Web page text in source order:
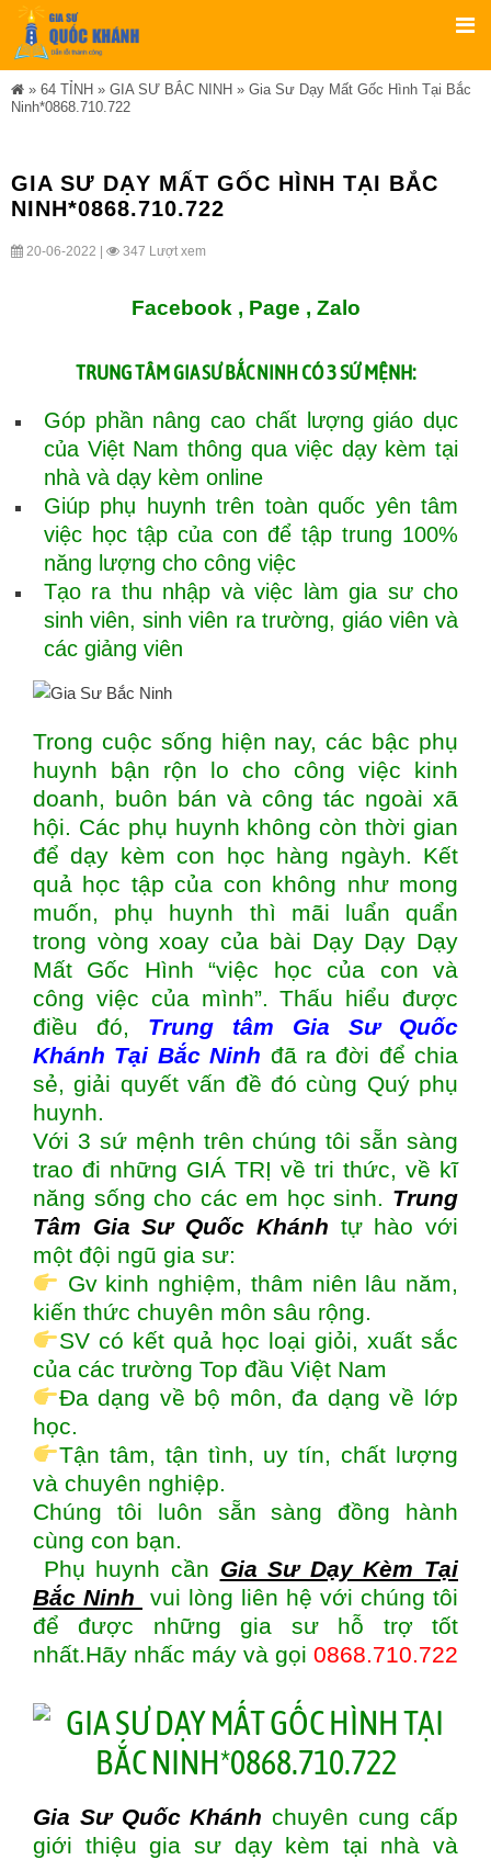
» 64 TỈNH » GIA SƯ BẮC NINH » Gia Sư Dạy Mất Gốc Hình Tại Bắc
Ninh*0868.710.722
GIA SƯ DẠY MẤT GỐC HÌNH TẠI BẮC
NINH*0868.710.722
20-06-2022 | 347 Lượt xem
Facebook , Page , Zalo
TRUNG TÂMGIA SƯ BẮC NINHCÓ 3 SỨ MỆNH:
Góp phần nâng cao chất lượng giáo dục
của Việt Nam thông qua việc dạy kèm tại
nhà và dạy kèm online
Giúp phụ huynh trên toàn quốc yên tâm
việc học tập của con để tập trung 100%
năng lượng cho công việc
Tạo ra thu nhập và việc làm gia sư cho
sinh viên, sinh viên ra trường, giáo viên và
các giảng viên
Trong cuộc sống hiện nay, các bậc phụ
huynh bận rộn lo cho công việc kinh
doanh, buôn bán và công tác ngoài xã
hội. Các phụ huynh không còn thời gian
để dạy kèm con học hàng ngàyh. Kết
quả học tập của con không như mong
muốn, phụ huynh thì mãi luẩn quẩn
trong vòng xoay của bài Dạy Dạy Dạy
Mất Gốc Hình “việc học của con và
công việc của mình”. Thấu hiểu được
điều đó, Trung tâm
Gia Sư Quốc
Khánh Tại Bắc Ninh đã ra đời để chia
sẻ, giải quyết vấn đề đó cùng Quý phụ
huynh.
Với 3 sứ mệnh trên chúng tôi sẵn sàng
trao đi những GIÁ TRỊ về tri thức, về kĩ
năng sống cho các em học sinh. Trung
Tâm Gia Sư Quốc Khánh tự hào với
một đội ngũ gia sư:
Gv kinh nghiệm, thâm niên lâu năm,
kiến thức chuyên môn sâu rộng.
SV có kết quả học loại giỏi, xuất sắc
của các trường Top đầu Việt Nam
Đa dạng về bộ môn, đa dạng về lớp
học.
Tận tâm, tận tình, uy tín, chất lượng
và chuyên nghiệp.
Chúng tôi luôn sẵn sàng đồng hành
cùng con bạn.
Phụ huynh cần Gia Sư Dạy Kèm Tại
Bắc Ninh
vui lòng liên hệ với chúng tôi
để được những gia sư hỗ trợ tốt
nhất.Hãy nhấc máy và gọi 0868.710.722
Gia Sư Quốc Khánhchuyên cung cấp
giới thiệu gia sư dạy kèm tại nhà và